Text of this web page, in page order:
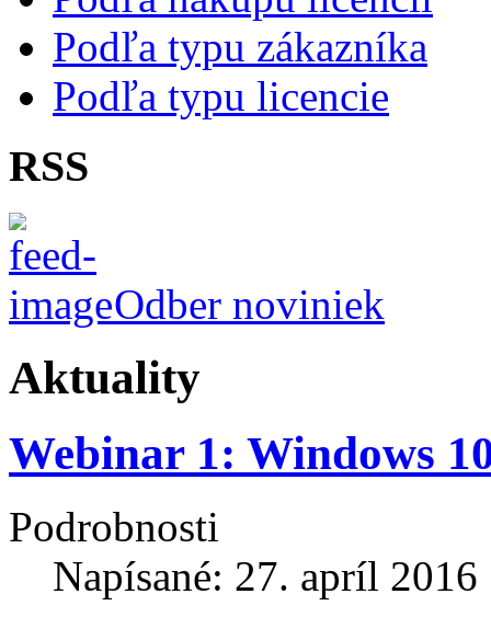
Podľa typu zákazníka
Podľa typu licencie
RSS
Odber noviniek
Aktuality
Webinar 1: Windows
Podrobnosti
Napísané: 27. apríl 2016